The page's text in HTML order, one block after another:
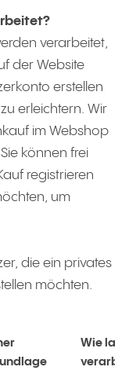
verarbeitet,
der Website
erstellen
erleichtern. Wir
im Webshop
können frei
registrieren
um
die ein privates
möchten.
Wie